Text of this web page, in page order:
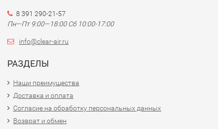
8 391 290-21-57
Пн—Пт 9:00—18:00 Сб 10:00-17:00
info@clear-air.ru
РАЗДЕЛЫ
Наши преимущества
Доставка и оплата
Согласие на обработку персональных данных
Возврат и обмен